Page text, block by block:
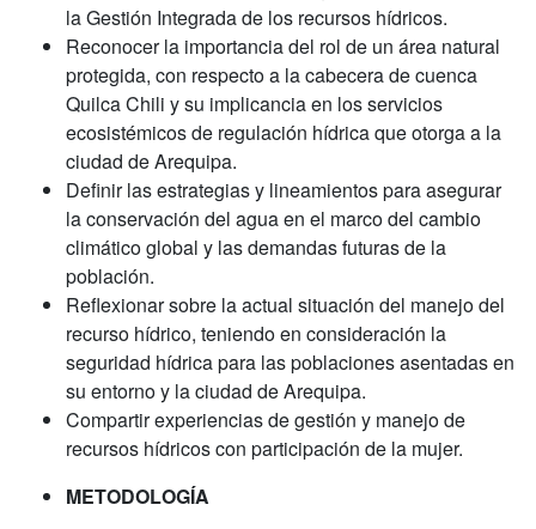
la Gestión Integrada de los recursos hídricos.
Reconocer la importancia del rol de un área natural
protegida, con respecto a la cabecera de cuenca
Quilca Chili y su implicancia en los servicios
ecosistémicos de regulación hídrica que otorga a la
ciudad de Arequipa.
Definir las estrategias y lineamientos para asegurar
la conservación del agua en el marco del cambio
climático global y las demandas futuras de la
población.
Reflexionar sobre la actual situación del manejo del
recurso hídrico, teniendo en consideración la
seguridad hídrica para las poblaciones asentadas en
su entorno y la ciudad de Arequipa.
Compartir experiencias de gestión y manejo de
recursos hídricos con participación de la mujer.
METODOLOGÍA